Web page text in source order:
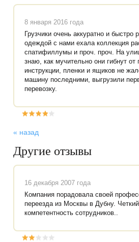
8 января 2016 года
Грузчики очень аккуратно и
одеждой с нами ехала коллекция
спатифиллумы и проч. проч. На
знаю, как мучительно они гибнут
инструкции, пленки и ящиков не
машину последними, выгрузили
перевозку.
« назад
Другие отзывы
16 декабря 2007 года
Компания порадовала своей
переезда из Москвы в Дубну.
компетентность сотрудников..